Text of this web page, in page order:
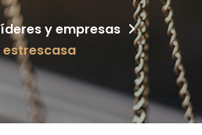
y empresas
estrescasa